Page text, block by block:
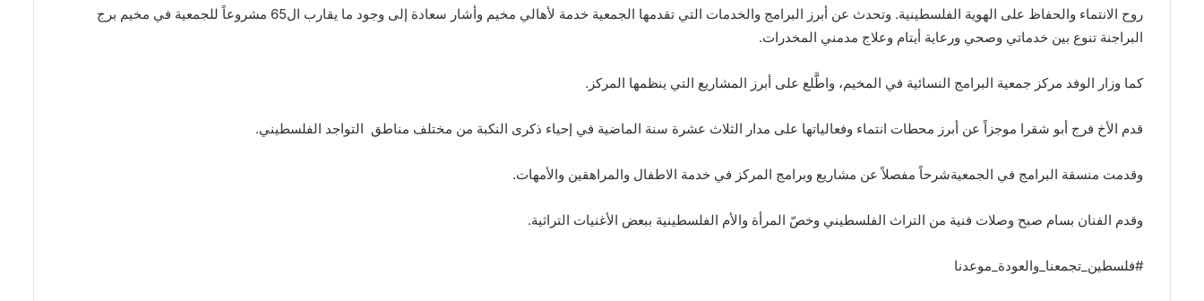
روح الانتماء والحفاظ على الهوية الفلسطينية. وتحدث عن أبرز البرامج والخدمات التي تقدمها الجمعية خدمة لأهالي مخيم وأشار سعادة إلى وجود ما يقارب ال65 مشروعاً للجمعية في مخيم برج
البراجنة تنوع بين خدماتي وصحي ورعاية أيتام وعلاج مدمني المخدرات.
كما وزار الوفد مركز جمعية البرامج النسائية في المخيم، واطَّلع على أبرز المشاريع التي ينظمها المركز.
قدم الأخ فرج أبو شقرا موجزاً عن أبرز محطات انتماء وفعالياتها على مدار الثلاث عشرة سنة الماضية في إحياء ذكرى النكبة من مختلف مناطق التواجد الفلسطيني.
وقدمت منسقة البرامج في الجمعيةشرحاً مفصلاً عن مشاريع وبرامج المركز في خدمة الاطفال والمراهقين والأمهات.
وقدم الفنان بسام صبح وصلات فنية من التراث الفلسطيني وخصّ المرأة والأم الفلسطينية ببعض الأغنيات التراثية.
#فلسطين_تجمعنا_والعودة_موعدنا